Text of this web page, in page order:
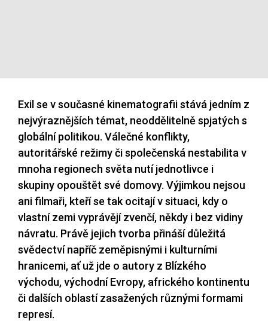
Exil se v současné kinematografii stává jedním z
nejvýraznějších témat, neoddělitelně spjatých s
globální politikou. Válečné konflikty,
autoritářské režimy či společenská nestabilita v
mnoha regionech světa nutí jednotlivce i
skupiny opouštět své domovy. Výjimkou nejsou
ani filmaři, kteří se tak ocitají v situaci, kdy o
vlastní zemi vyprávějí zvenčí, někdy i bez vidiny
návratu. Právě jejich tvorba přináší důležitá
svědectví napříč zeměpisnými i kulturními
hranicemi, ať už jde o autory z Blízkého
východu, východní Evropy, afrického kontinentu
či dalších oblastí zasažených různými formami
represí.